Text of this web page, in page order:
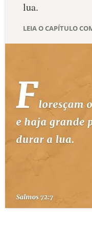
DEVOCIONAL DIÁRIO
ESTUDOS BÍBLICOS
ESBOÇOS DE
TERMO BÍBLICO
lua.
LEIA O CAPÍTULO